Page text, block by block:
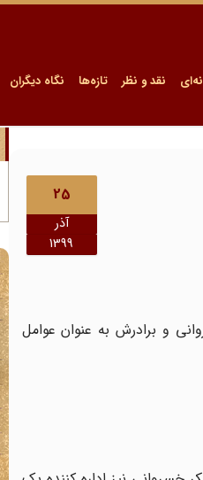
نقد و نظر تازه‌ها نگاه دیگران
25
آذر
1399
و برادرش به عنوان عوامل